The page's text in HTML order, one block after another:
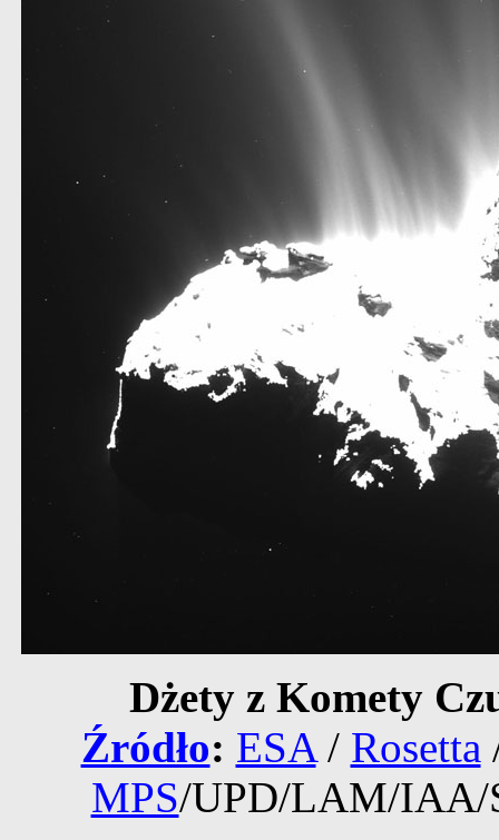
Dżety z Komety
Źródło: ESA/ Rosetta
MPS/UPD/LAM/IAA/